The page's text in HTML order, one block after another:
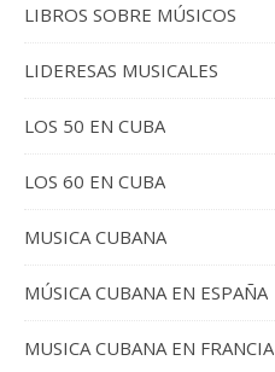
LIBROS SOBRE MÚSICOS
LIDERESAS MUSICALES
LOS 50 EN CUBA
LOS 60 EN CUBA
MUSICA CUBANA
MÚSICA CUBANA EN ESPAÑA
MUSICA CUBANA EN FRANCIA